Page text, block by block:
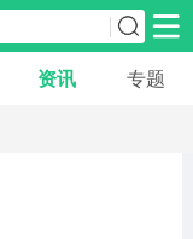
安卓游戏
资讯 专题